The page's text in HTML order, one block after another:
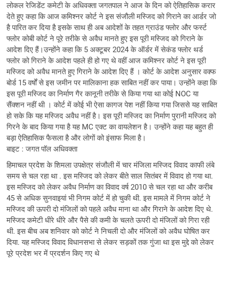
लोकल रेजिडेंट कमेटी के अधिवक्ता जगतपाल ने आज के दिन को ऐतिहासिक करार
देते हुए कहा कि आज कमिश्नर कोर्ट ने इस संजौली मस्जिद को गिराने का आर्डर जो
है पारित कर दिया है इसके साथ ही अब आदेशों के तहत ग्राउंड फ्लोर और फर्स्ट
फ्लोर कोबी कोर्ट ने पूरे तरीके से अवैध मानते हुए इस पूरी मस्जिद को गिराने के
आदेश दिए हैं।उन्होंने कहा कि 5 अक्टूबर 2024 के ऑर्डर में सेकंड फ्लोर थर्ड
फ्लोर को गिराने के आदेश पहले ही हो गए थे वहीं आज कमिश्नर कोर्ट ने इस पूरी
मस्जिद को अवैध मानते हुए गिराने के आदेश दिए हैं । कोर्ट के आदेश अनुसार वक्फ
बोर्ड 15 वर्षों से इस जमीन पर मालिकाना हक साबित नहीं कर पाया। उन्होंने कहा कि
इस पूरी मस्जिद का निर्माण गैर कानूनी तरीके से किया गया था कोई NOC या
सैंक्शन नहीं थी । कोर्ट में कोई भी ऐसा कागज पेश नहीं किया गया जिससे यह साबित
हो सके कि यह मस्जिद अवैध नहीं है। इस पूरी मस्जिद का निर्माण पुरानी मस्जिद को
गिरने के बाद किया गया है यह MC एक्ट का वायलेशन है। उन्होंने कहा यह बहुत ही
बड़ा ऐतिहासिक फैसला है और लोगों को इंसाफ मिला है।
बाइट : जगत पॉल अधिवक्ता
हिमाचल प्रदेश के शिमला उपक्षेत्र संजौली में चार मंजिला मस्जिद विवाद काफी लंबे
समय से चल रहा था . इस मस्जिद को लेकर बीते साल सितंबर में विवाद हो गया था.
इस मस्जिद को लेकर अवैध निर्माण का विवाद वर्ष 2010 से चल रहा था और करीब
45 से अधिक सुनवाइयां भी निगम कोर्ट में हो चुकी थी. इस मामले में निगम कोर्ट ने
मस्जिद की ऊपरी दो मंजिलों को पहले अवैध माना था और गिराने के आदेश दिए थे.
मस्जिद कमेटी धीरे धीरे और पैसे की कमी के चलते ऊपरी दो मंजिलों को गिरा रही
थी. इस बीच अब शनिवार को कोर्ट ने निचली दो और मंजिलों को अवैध घोषित कर
दिया. यह मस्जिद विवाद विधानसभा से लेकर सड़कों तक गुंजा था इस मुद्दे को लेकर
पूरे प्रदेश भर में प्रदर्शन किए गए थे